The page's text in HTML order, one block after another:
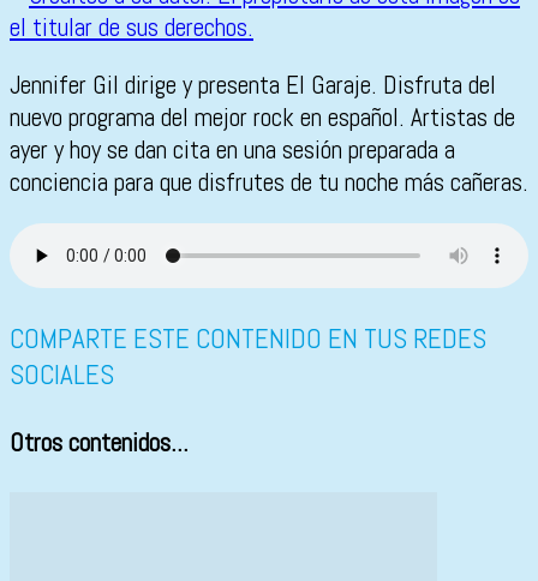
Jennifer Gil dirige y presenta El Garaje. Disfruta del
nuevo programa del mejor rock en español. Artistas de
ayer y hoy se dan cita en una sesión preparada a
conciencia para que disfrutes de tu noche más cañeras.
COMPARTE ESTE CONTENIDO EN TUS REDES
SOCIALES
Otros contenidos...